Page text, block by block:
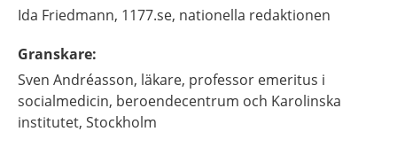
Ida Friedmann, 1177.se, nationella redaktionen
Granskare:
Sven Andréasson, läkare, professor emeritus i
socialmedicin, beroendecentrum och Karolinska
institutet, Stockholm